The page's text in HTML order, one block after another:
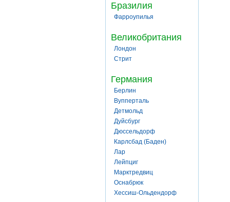
Бразилия
Фарроупилья
Великобритания
Лондон
Стрит
Германия
Берлин
Вупперталь
Детмольд
Дуйсбург
Дюссельдорф
Карлсбад (Баден)
Лар
Лейпциг
Марктредвиц
Оснабрюк
Хессиш-Ольдендорф